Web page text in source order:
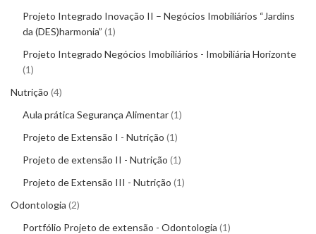
Projeto Integrado Inovação II – Negócios Imobiliários “Jardins
da (DES)harmonia” 1
Projeto Integrado Negócios Imobiliários - Imobiliária Horizonte
1
Nutrição 4
Aula prática Segurança Alimentar 1
Projeto de Extensão I - Nutrição 1
Projeto de extensão II - Nutrição 1
Projeto de Extensão III - Nutrição 1
Odontologia 2
Portfólio Projeto de extensão - Odontologia 1